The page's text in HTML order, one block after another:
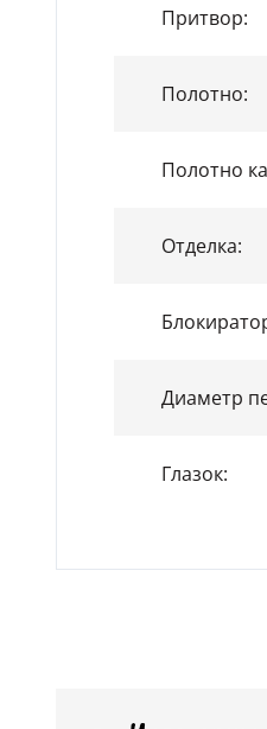
Притвор:
Полотно:
Полотно
Отделка:
Диаметр
Глазок: